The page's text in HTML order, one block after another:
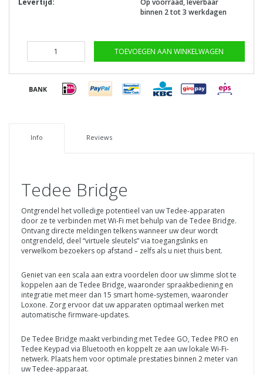
Levertijd:
Op voorraad, leverbaar
binnen 2 tot 3 werkdagen
TOEVOEGEN AAN WINKELWAGEN
Info Reviews
Tedee Bridge
Ontgrendel het volledige potentieel van uw Tedee-apparaten
door ze te verbinden met Wi-Fi met behulp van de Tedee Bridge.
Ontvang directe meldingen telkens wanneer uw deur wordt
ontgrendeld, deel “virtuele sleutels” via toegangslinks en
verwelkom bezoekers op afstand – zelfs als u niet thuis bent.
Geniet van een scala aan extra voordelen door uw slimme slot te
koppelen aan de Tedee Bridge, waaronder spraakbediening en
integratie met meer dan 15 smart home-systemen, waaronder
Loxone. Zorg ervoor dat uw apparaten optimaal werken met
automatische firmware-updates.
De Tedee Bridge maakt verbinding met Tedee GO, Tedee PRO en
Tedee Keypad via Bluetooth en koppelt ze aan uw lokale Wi-Fi-
netwerk. Plaats hem voor optimale prestaties binnen 2 meter van
uw Tedee-apparaat.